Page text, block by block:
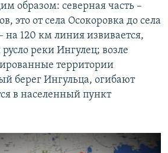
образом: северная часть –
это от села Осокоровка до села
120 км линия извивается,
реки Ингулец; возле
территории
берег Ингульца, огибают
в населенный пункт